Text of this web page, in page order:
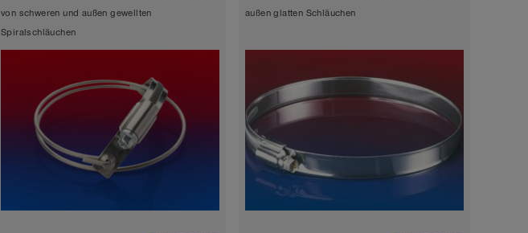
von schweren und außen gewellten
Spiralschläuchen
außen glatten Schläuchen